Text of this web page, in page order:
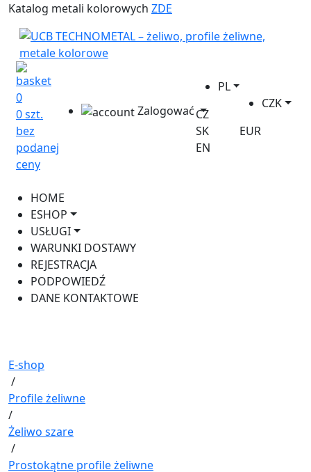
Katalog metali kolorowych ZDE
0
0 szt.
bez
podanej
ceny
Zalogować
PL
CZ
SK
EN
CZK
EUR
HOME
ESHOP
USŁUGI
WARUNKI DOSTAWY
REJESTRACJA
PODPOWIEDŹ
DANE KONTAKTOWE
E-shop
/
Profile żeliwne
/
Żeliwo szare
/
Prostokątne profile żeliwne